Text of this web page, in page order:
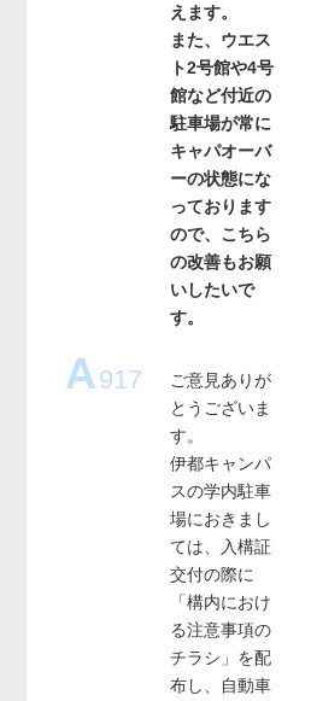
えます。
また、ウエス
ト2号館や4号
館など付近の
駐車場が常に
キャパオーバ
ーの状態にな
っております
ので、こちら
の改善もお願
いしたいで
す。
A917
ご意見ありが
とうございま
す。
伊都キャンパ
スの学内駐車
場におきまし
ては、入構証
交付の際に
「構内におけ
る注意事項の
チラシ」を配
布し、自動車